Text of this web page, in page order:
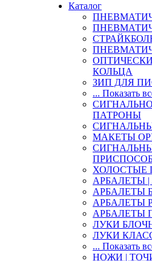
Каталог
КОЛЬЦА
ЗИП ДЛЯ
... Показать
ПАТРОНЫ
МАКЕТЫ
ХОЛОСТЫЕ
АРБАЛЕТЫ |
АРБАЛЕТЫ
АРБАЛЕТЫ
АРБАЛЕТЫ
ЛУКИ
ЛУКИ
... Показать
НОЖИ |